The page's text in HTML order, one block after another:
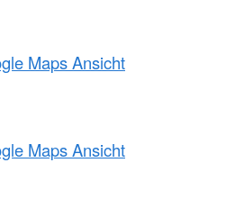
Maps Ansicht
Maps Ansicht